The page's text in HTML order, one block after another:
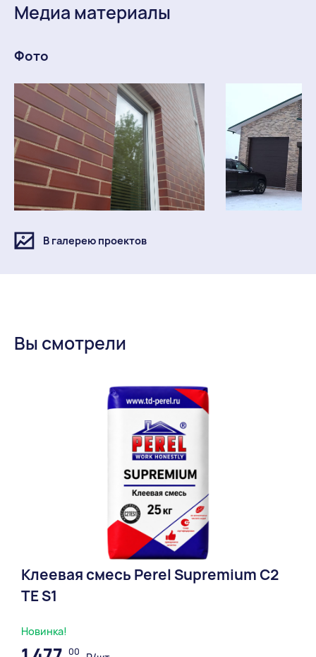
Медиа материалы
Фото
В галерею проектов
Вы смотрели
Новинка!
Клеевая смесь Perel Supremium С2
ТЕ S1
00